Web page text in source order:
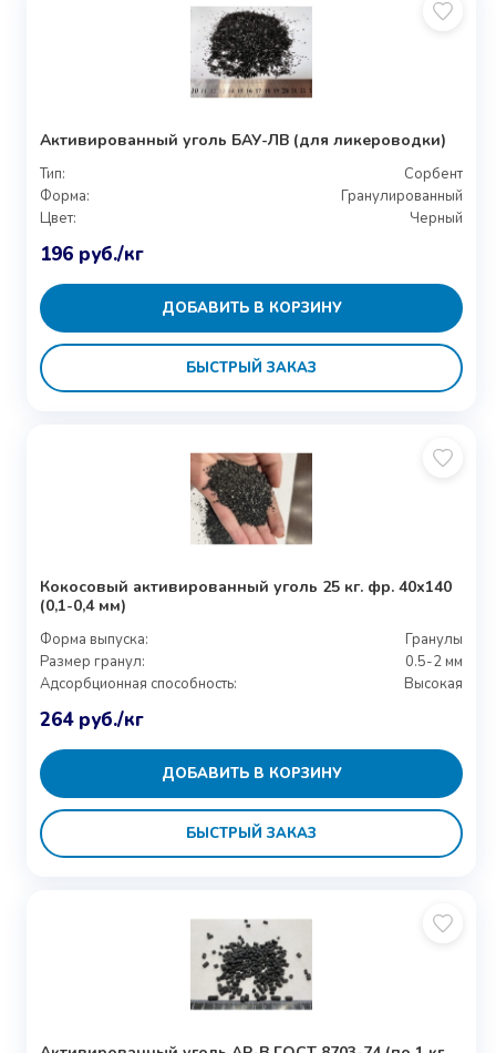
Активированный уголь БАУ-ЛВ (для ликероводки)
Тип:
Сорбент
Форма:
Гранулированный
Цвет:
Черный
196 руб./кг
ДОБАВИТЬ В КОРЗИНУ
БЫСТРЫЙ ЗАКАЗ
Кокосовый активированный уголь 25 кг. фр. 40х140
(0,1-0,4 мм)
Форма выпуска:
Гранулы
Размер гранул:
0.5-2 мм
Адсорбционная способность:
Высокая
264 руб./кг
ДОБАВИТЬ В КОРЗИНУ
БЫСТРЫЙ ЗАКАЗ